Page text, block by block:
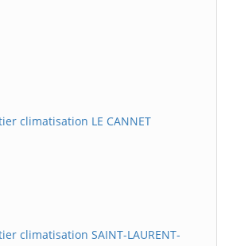
climatisation LE CANNET
climatisation SAINT-LAURENT-